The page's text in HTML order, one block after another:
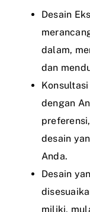
Desain
dalam,
dan
dengan
desain
Anda.
Desain
miliki,